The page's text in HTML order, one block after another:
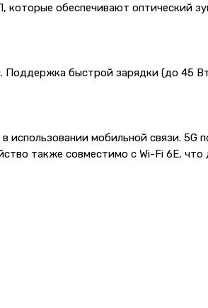
обеспечивают оптический
быстрой зарядки (до 45
использовании мобильной связи. 5G
также совместимо с Wi-Fi 6E,